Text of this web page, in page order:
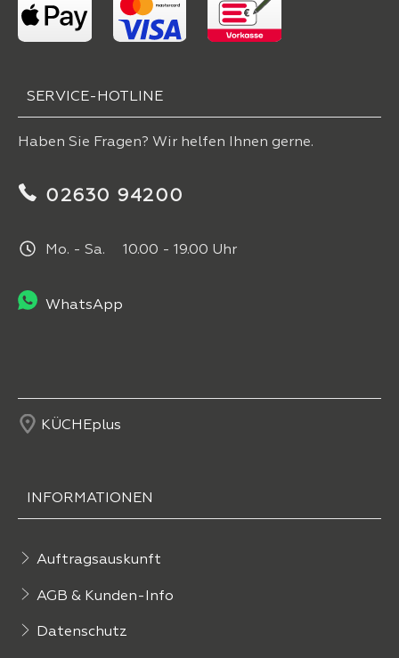
SERVICE-HOTLINE
Haben Sie Fragen? Wir helfen Ihnen gerne.
02630 94200
Mo. - Sa. 10.00 - 19.00 Uhr
WhatsApp
KÜCHEplus
INFORMATIONEN
Auftragsauskunft
AGB & Kunden-Info
Datenschutz